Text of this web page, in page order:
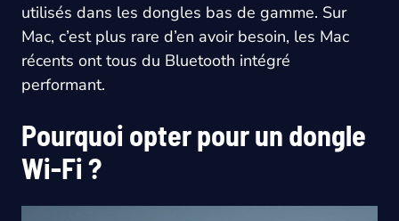
utilisés dans les dongles bas de gamme. Sur
Mac, c’est plus rare d’en avoir besoin, les Mac
récents ont tous du Bluetooth intégré
performant.
Pourquoi opter pour un dongle
Wi-Fi ?